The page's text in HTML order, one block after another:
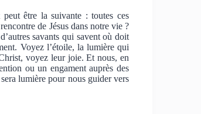
être la suivante : toutes ces
de Jésus dans notre vie ?
savants qui savent où doit
Voyez l’étoile, la lumière qui
voyez leur joie. Et nous, en
ou un engament auprès des
lumière pour nous guider vers